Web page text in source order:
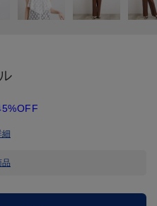
細
品